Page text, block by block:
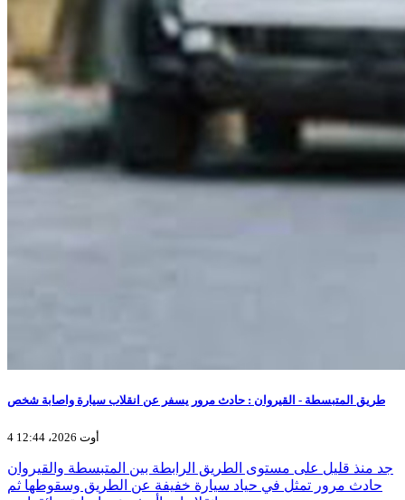
طريق المتبسطة - القيروان : حادث مرور يسفر عن انقلاب سيارة واصابة شخص
4 أوت 2026، 12:44
جد منذ قليل على مستوى الطريق الرابطة بين المتبسطة والقيروان
حادث مرور تمثل في حياد سيارة خفيفة عن الطريق وسقوطها ثم